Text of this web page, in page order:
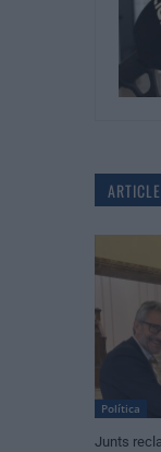
Política
Junts